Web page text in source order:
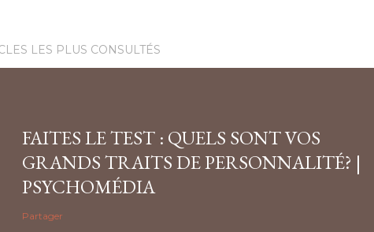
LES PLUS CONSULTÉS
FAITES LE TEST : QUELS SONT VOS
GRANDS TRAITS DE PERSONNALITÉ? |
PSYCHOMÉDIA
Partager